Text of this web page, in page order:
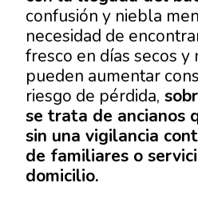
confusión y niebla
necesidad de
fresco en días secos y
pueden aumentar
riesgo de pérdida,
se trata de ancianos
sin una vigilancia
de familiares o
domicilio.